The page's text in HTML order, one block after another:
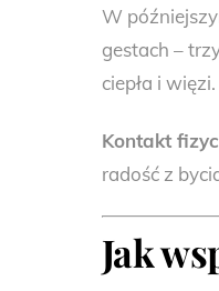
W
gestach –
ciepła i więzi.
Kontakt
radość z
Jak